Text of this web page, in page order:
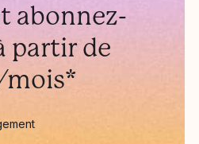
abonnez-
partir de